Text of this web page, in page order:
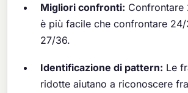
Migliori confronti:
è più facile che confrontare
27/36.
Identificazione di pattern: Le
ridotte aiutano a riconoscere